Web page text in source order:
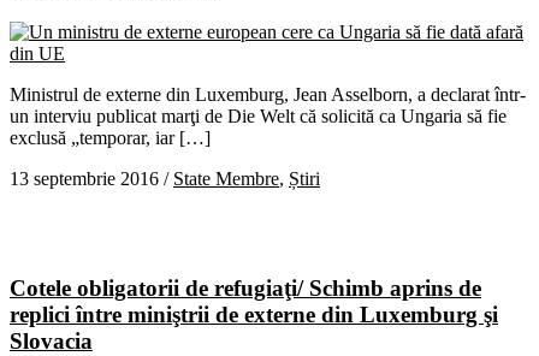
Ministrul de externe din Luxemburg, Jean Asselborn, a declarat într-
un interviu publicat marţi de Die Welt că solicită ca Ungaria să fie
exclusă „temporar, iar […]
13 septembrie 2016 / State Membre, Știri
Cotele obligatorii de refugiaţi/ Schimb aprins de
replici între miniştrii de externe din Luxemburg şi
Slovacia